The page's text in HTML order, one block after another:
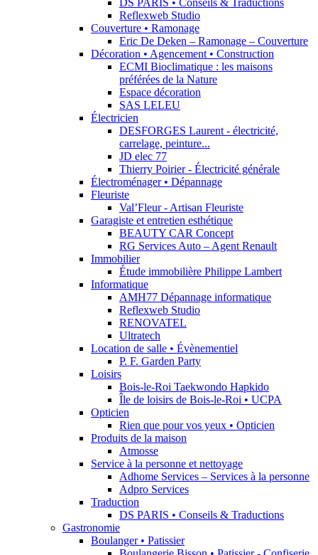
DS PARIS • Conseils & Traductions
Reflexweb Studio
Couverture • Ramonage
Eric De Deken – Ramonage – Couverture
Décoration • Agencement • Construction
ECMI Bioclimatique : les maisons
préférées de la Nature
Espace décoration
SAS LELEU
Électricien
DESFORGES Laurent - électricité,
carrelage, peinture...
JD elec 77
Thierry Poirier - Électricité générale
Électroménager • Dépannage
Fleuriste
Val’Fleur - Artisan Fleuriste
Garagiste et entretien esthétique
BEAUTY CAR Concept
RG Services Auto – Agent Renault
Immobilier
Étude immobilière Philippe Lambert
Informatique
AMH77 Dépannage informatique
Reflexweb Studio
RENOVATEL
Ultratech
Location de salle • Évènementiel
P. F. Garden Party
Loisirs
Bois-le-Roi Taekwondo Hapkido
Île de loisirs de Bois-le-Roi • UCPA
Opticien
Rien que pour vos yeux • Opticien
Produits de la maison
Atmosse
Service à la personne et nettoyage
Adhome Services – Services à la personne
Adpro Services
Traduction
DS PARIS • Conseils & Traductions
Gastronomie
Boulanger • Patissier